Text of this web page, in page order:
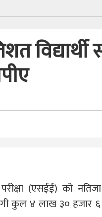
परीक्षा (एसईई) को
कुल ४ लाख ३० हजार ६